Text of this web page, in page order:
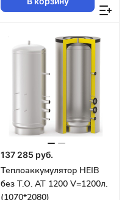
137 285 руб.
Теплоаккумулятор HEIB
без Т.О. AT 1200 V=1200л.
(1070*2080)